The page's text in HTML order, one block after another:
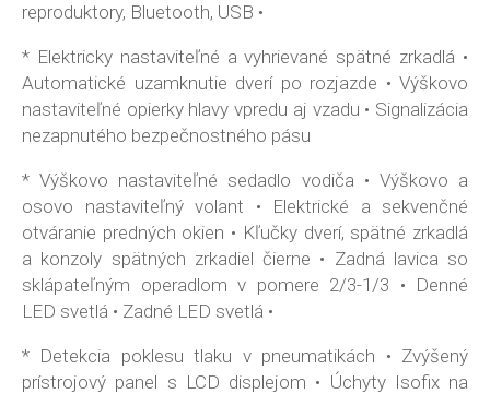
reproduktory, Bluetooth, USB •
* Elektricky nastaviteľné a vyhrievané spätné zrkadlá •
Automatické uzamknutie dverí po rozjazde • Výškovo
nastaviteľné opierky hlavy vpredu aj vzadu • Signalizácia
nezapnutého bezpečnostného pásu
* Výškovo nastaviteľné sedadlo vodiča • Výškovo a
osovo nastaviteľný volant • Elektrické a sekvenčné
otváranie predných okien • Kľučky dverí, spätné zrkadlá
a konzoly spätných zrkadiel čierne • Zadná lavica so
sklápateľným operadlom v pomere 2/3-1/3 • Denné
LED svetlá • Zadné LED svetlá •
* Detekcia poklesu tlaku v pneumatikách • Zvýšený
prístrojový panel s LCD displejom • Úchyty Isofix na